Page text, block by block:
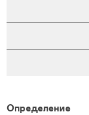
Определение